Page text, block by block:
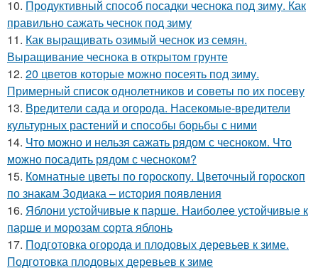
10. Продуктивный способ посадки чеснока под зиму. Как
правильно сажать чеснок под зиму
11. Как выращивать озимый чеснок из семян.
Выращивание чеснока в открытом грунте
12. 20 цветов которые можно посеять под зиму.
Примерный список однолетников и советы по их посеву
13. Вредители сада и огорода. Насекомые-вредители
культурных растений и способы борьбы с ними
14. Что можно и нельзя сажать рядом с чесноком. Что
можно посадить рядом с чесноком?
15. Комнатные цветы по гороскопу. Цветочный гороскоп
по знакам Зодиака – история появления
16. Яблони устойчивые к парше. Наиболее устойчивые к
парше и морозам сорта яблонь
17. Подготовка огорода и плодовых деревьев к зиме.
Подготовка плодовых деревьев к зиме